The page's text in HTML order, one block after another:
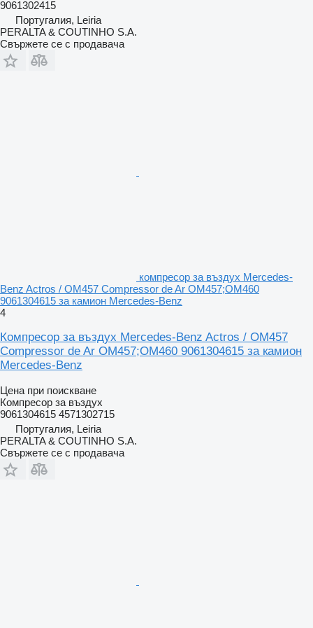
9061302415
Португалия, Leiria
PERALTA & COUTINHO S.A.
Свържете се с продавача
компресор за въздух Mercedes-
Benz Actros / OM457 Compressor de Ar OM457;OM460
9061304615 за камион Mercedes-Benz
4
Компресор за въздух Mercedes-Benz Actros / OM457
Compressor de Ar OM457;OM460 9061304615 за камион
Mercedes-Benz
Цена при поискване
Компресор за въздух
9061304615 4571302715
Португалия, Leiria
PERALTA & COUTINHO S.A.
Свържете се с продавача